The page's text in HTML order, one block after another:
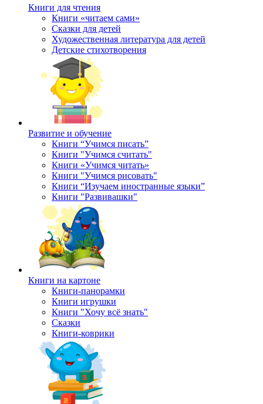
Книги для чтения
Книги «читаем сами»
Сказки для детей
Художественная литература для детей
Детские стихотворения
Развитие и обучение
Книги “Учимся писать”
Книги "Учимся считать"
Книги «Учимся читать»
Книги "Учимся рисовать"
Книги “Изучаем иностранные языки”
Книги "Развивашки"
Книги на картоне
Книги-панорамки
Книги игрушки
Книги "Хочу всё знать"
Сказки
Книги-коврики